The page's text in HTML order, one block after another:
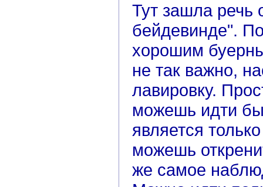
Тут зашла речь
бейдевинде".
хорошим
не так важно,
лавировку.
можешь идти
является
можешь
же самое